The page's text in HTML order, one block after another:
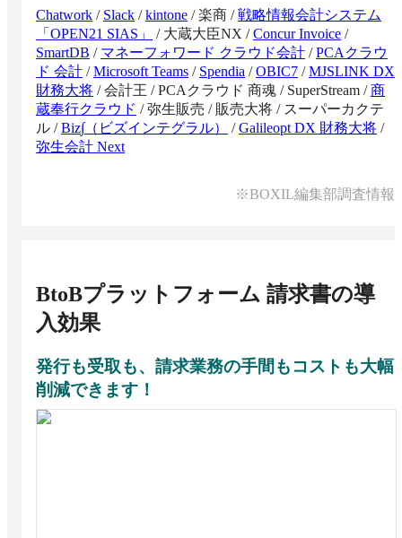
Chatwork / Slack /kintone /楽商 /戦略情報会計システム
「OPEN21 SIAS」
/ 大蔵大臣NX /Concur Invoice /
SmartDB / マネーフォワード クラウド会計 /PCAクラウ
ド 会計 /Microsoft Teams / Spendia /OBIC7 /MJSLINK DX
財務大将 /会計王 /PCAクラウド 商魂 / SuperStream /商
蔵奉行クラウド /弥生販売 / 販売大将 / スーパーカクテ
ル /Biz∫（ビズインテグラル） /Galileopt DX 財務大将 /
弥生会計 Next
※BOXIL編集部調査情報
BtoBプラットフォーム 請求書の導
入効果
発行も受取も、請求業務の手間もコストも大幅
削減できます！